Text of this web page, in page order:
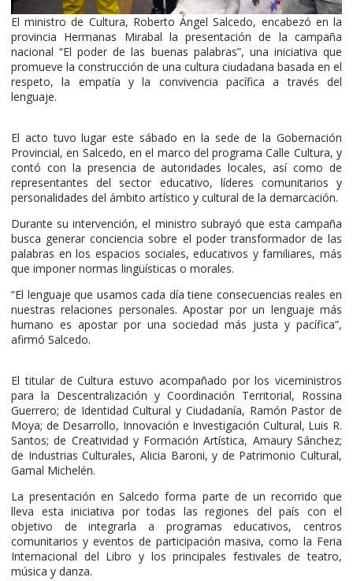
El ministro de Cultura, Roberto Ángel Salcedo, encabezó en la
provincia Hermanas Mirabal la presentación de la campaña
nacional “El poder de las buenas palabras”, una iniciativa que
promueve la construcción de una cultura ciudadana basada en el
respeto, la empatía y la convivencia pacífica a través del
lenguaje.
El acto tuvo lugar este sábado en la sede de la Gobernación
Provincial, en Salcedo, en el marco del programa Calle Cultura, y
contó con la presencia de autoridades locales, así como de
representantes del sector educativo, líderes comunitarios y
personalidades del ámbito artístico y cultural de la demarcación.
Durante su intervención, el ministro subrayó que esta campaña
busca generar conciencia sobre el poder transformador de las
palabras en los espacios sociales, educativos y familiares, más
que imponer normas lingüísticas o morales.
“El lenguaje que usamos cada día tiene consecuencias reales en
nuestras relaciones personales. Apostar por un lenguaje más
humano es apostar por una sociedad más justa y pacífica”,
afirmó Salcedo.
El titular de Cultura estuvo acompañado por los viceministros
para la Descentralización y Coordinación Territorial, Rossina
Guerrero; de Identidad Cultural y Ciudadanía, Ramón Pastor de
Moya; de Desarrollo, Innovación e Investigación Cultural, Luis R.
Santos; de Creatividad y Formación Artística, Amaury Sánchez;
de Industrias Culturales, Alicia Baroni, y de Patrimonio Cultural,
Gamal Michelén.
La presentación en Salcedo forma parte de un recorrido que
lleva esta iniciativa por todas las regiones del país con el
objetivo de integrarla a programas educativos, centros
comunitarios y eventos de participación masiva, como la Feria
Internacional del Libro y los principales festivales de teatro,
música y danza.